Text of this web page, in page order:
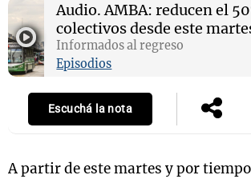
Audio.AMBA: reducen el
colectivos desde este
Informados al regreso
Episodios
Escuchá la nota
A partir de este martes y por tiempo